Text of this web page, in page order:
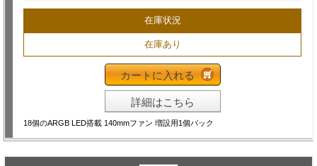
在庫状況
在庫あり
カートに入れる
詳細はこちら
18個のARGB LED搭載 140mmファン 増設用1個パック